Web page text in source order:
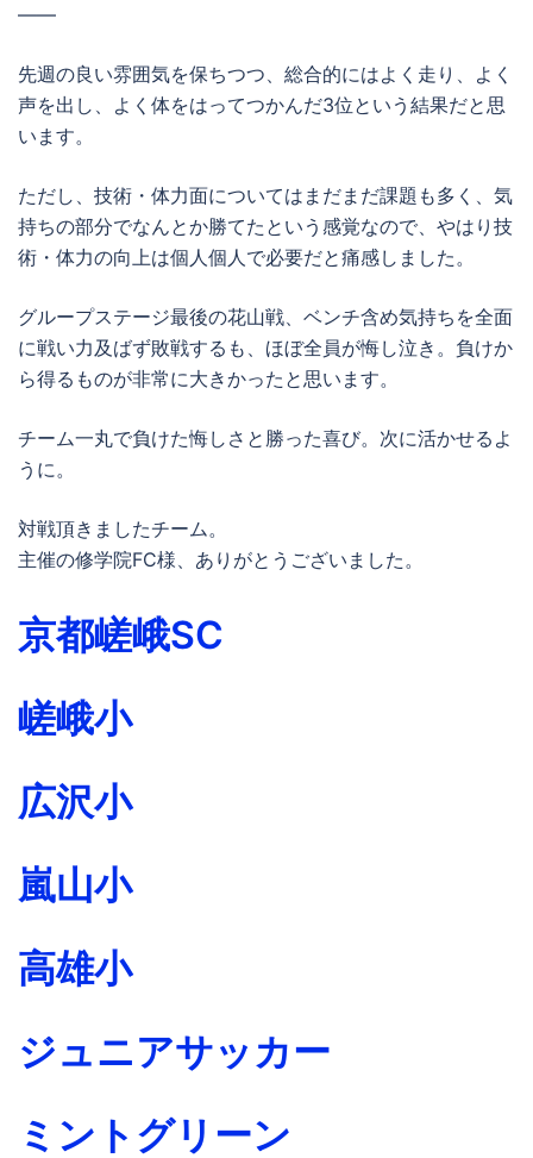
——
先週の良い雰囲気を保ちつつ、総合的にはよく走り、よく
声を出し、よく体をはってつかんだ3位という結果だと思
います。
ただし、技術・体力面についてはまだまだ課題も多く、気
持ちの部分でなんとか勝てたという感覚なので、やはり技
術・体力の向上は個人個人で必要だと痛感しました。
グループステージ最後の花山戦、ベンチ含め気持ちを全面
に戦い力及ばず敗戦するも、ほぼ全員が悔し泣き。負けか
ら得るものが非常に大きかったと思います。
チーム一丸で負けた悔しさと勝った喜び。次に活かせるよ
うに。
対戦頂きましたチーム。
主催の修学院FC様、ありがとうございました。
京都嵯峨SC
嵯峨小
広沢小
嵐山小
高雄小
ジュニアサッカー
ミントグリーン